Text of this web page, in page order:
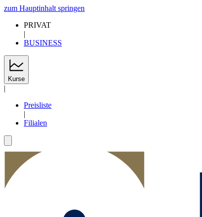
zum Hauptinhalt springen
PRIVAT
|
BUSINESS
Kurse
|
Preisliste
|
Filialen